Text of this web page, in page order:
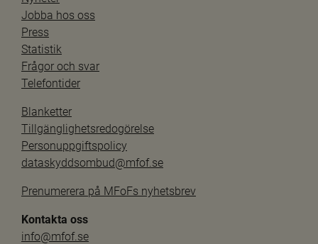
Jobba hos oss
Press
Statistik
Frågor och svar
Telefontider
Blanketter
Tillgänglighetsredogörelse
Personuppgiftspolicy
dataskyddsombud@mfof.se
Prenumerera på MFoFs nyhetsbrev
Kontakta oss
info@mfof.se